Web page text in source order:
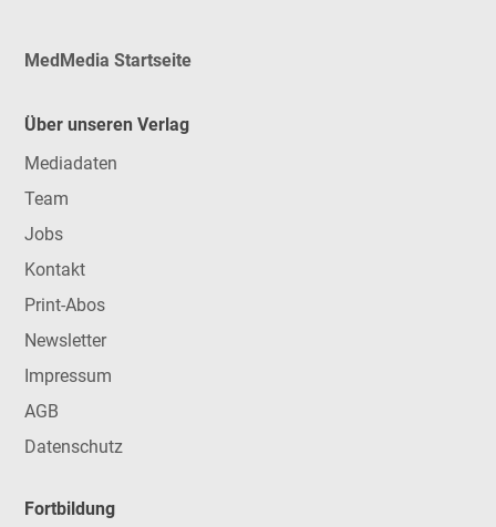
MedMedia Startseite
Über unseren Verlag
Mediadaten
Team
Jobs
Kontakt
Print-Abos
Newsletter
Impressum
AGB
Datenschutz
Fortbildung